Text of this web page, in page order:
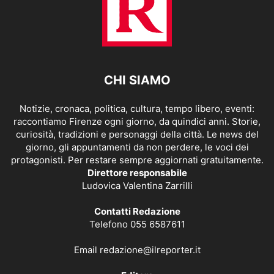
CHI SIAMO
Notizie, cronaca, politica, cultura, tempo libero, eventi:
raccontiamo Firenze ogni giorno, da quindici anni. Storie,
curiosità, tradizioni e personaggi della città. Le news del
giorno, gli appuntamenti da non perdere, le voci dei
protagonisti. Per restare sempre aggiornati gratuitamente.
Direttore responsabile
Ludovica Valentina Zarrilli
Contatti Redazione
Telefono 055 6587611
Email redazione@ilreporter.it